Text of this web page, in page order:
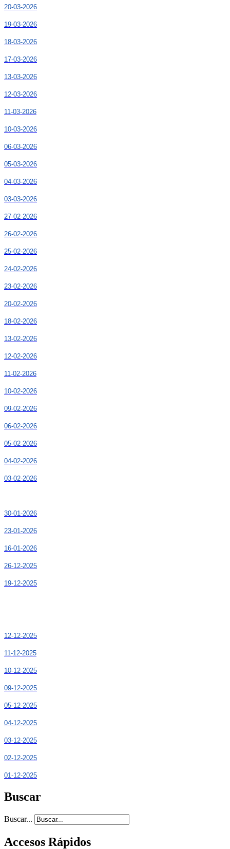
20-03-2026
19-03-2026
18-03-2026
17-03-2026
13-03-2026
12-03-2026
11-03-2026
10-03-2026
06-03-2026
05-03-2026
04-03-2026
03-03-2026
27-02-2026
26-02-2026
25-02-2026
24-02-2026
23-02-2026
20-02-2026
18-02-2026
13-02-2026
12-02-2026
11-02-2026
10-02-2026
09-02-2026
06-02-2026
05-02-2026
04-02-2026
03-02-2026
30-01-2026
23-01-2026
16-01-2026
26-12-2025
19-12-2025
12-12-2025
11-12-2025
10-12-2025
09-12-2025
05-12-2025
04-12-2025
03-12-2025
02-12-2025
01-12-2025
Buscar
Buscar...
Accesos Rápidos